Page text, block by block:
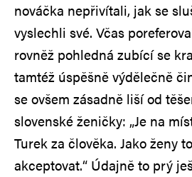
nováčka nepřivítali, jak se
vyslechli své. Včas
rovněž pohledná zubící se
tamtéž úspěšně výdělečně
se ovšem zásadně liší od
slovenské ženičky: „Je na
Turek za člověka. Jako ženy
akceptovat.“ Údajně to prý